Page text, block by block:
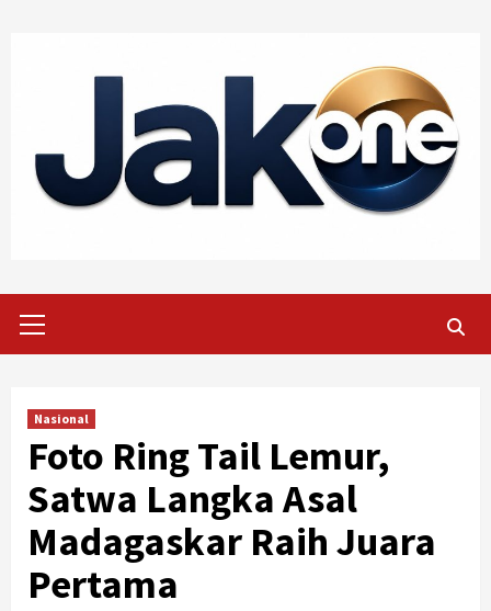
Menu
Nasional
Foto Ring Tail Lemur,
Satwa Langka Asal
Madagaskar Raih Juara
Pertama